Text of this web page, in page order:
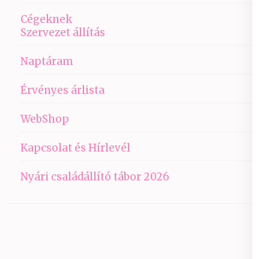
Cégeknek
Szervezet állítás
Naptáram
Érvényes árlista
WebShop
Kapcsolat és Hírlevél
Nyári családállító tábor 2026